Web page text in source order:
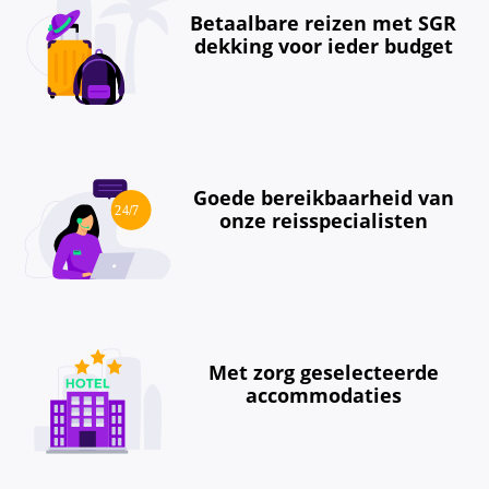
Betaalbare reizen met SGR
dekking voor ieder budget
Goede bereikbaarheid van
onze reisspecialisten
Met zorg geselecteerde
accommodaties